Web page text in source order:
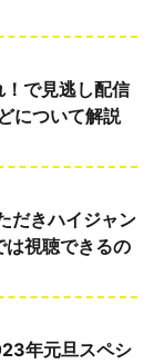
！で見逃し配信
について解説
だきハイジャン
視聴できるの
年元旦スペシ